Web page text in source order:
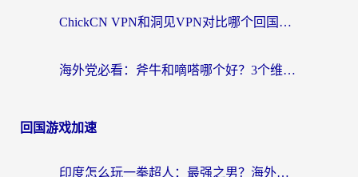
ChickCN VPN和洞见VPN对比哪个回国效果更好？海外党亲测3款加速器+避坑指南
海外党必看：斧牛和嘀嗒哪个好？3个维度教你选对回国加速器
回国游戏加速
印度怎么玩一拳超人：最强之男？海外党国服游戏加速避坑指南